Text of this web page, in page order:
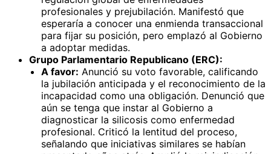
profesionales y prejubilación. Manifestó que
esperaría a conocer una enmienda transaccional
para fijar su posición, pero emplazó al Gobierno
a adoptar medidas.
Grupo Parlamentario Republicano (ERC):
A favor: Anunció su voto favorable, calificando
la jubilación anticipada y el reconocimiento de la
incapacidad como una obligación. Denunció que
aún se tenga que instar al Gobierno a
diagnosticar la silicosis como enfermedad
profesional. Criticó la lentitud del proceso,
señalando que iniciativas similares se habían